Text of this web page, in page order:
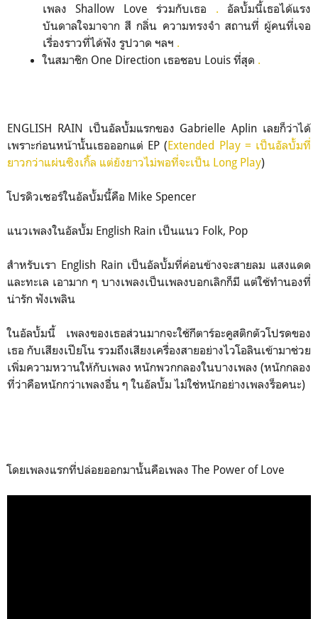
เพลง Shallow Love ร่วมกับเธอ . อัลบั้มนี้เธอได้แรง
บันดาลใจมาจาก สี กลิ่น ความทรงจำ สถานที่ ผู้คนที่เจอ
เรื่องราวที่ได้ฟัง รูปวาด ฯลฯ .
ในสมาชิก One Direction เธอชอบ Louis ที่สุด .
ENGLISH RAIN เป็นอัลบั้มแรกของ Gabrielle Aplin เลยก็ว่าได้
เพราะก่อนหน้านั้นเธอออกแต่ EP (Extended Play = เป็นอัลบั้มที่
ยาวกว่าแผ่นซิงเกิ้ล แต่ยังยาวไม่พอที่จะเป็น Long Play)
โปรดิวเซอร์ในอัลบั้มนี้คือ Mike Spencer
แนวเพลงในอัลบั้ม English Rain เป็นแนว Folk, Pop
สำหรับเรา English Rain เป็นอัลบั้มที่ค่อนข้างจะสายลม แสงแดด
และทะเล เอามาก ๆ บางเพลงเป็นเพลงบอกเลิกก็มี แต่ใช้ทำนองที่
น่ารัก ฟังเพลิน
ในอัลบั้มนี้ เพลงของเธอส่วนมากจะใช้กีตาร์อะคูสติกตัวโปรดของ
เธอ กับเสียงเปียโน รวมถึงเสียงเครื่องสายอย่างไวโอลินเข้ามาช่วย
เพิ่มความหวานให้กับเพลง หนักพวกกลองในบางเพลง (หนักกลอง
ที่ว่าคือหนักกว่าเพลงอื่น ๆ ในอัลบั้ม ไม่ใช่หนักอย่างเพลงร็อคนะ)
โดยเพลงแรกที่ปล่อยออกมานั้นคือเพลง The Power of Love